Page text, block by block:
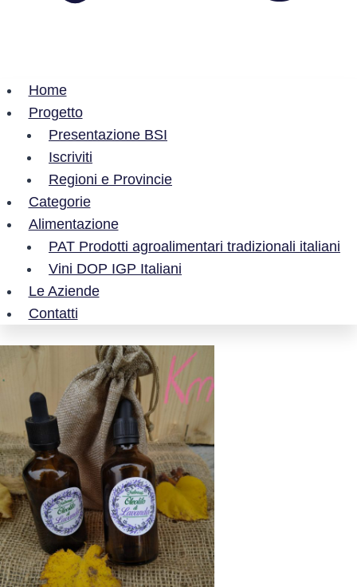
Home
Progetto
Presentazione BSI
Iscriviti
Regioni e Provincie
Categorie
Alimentazione
PAT Prodotti agroalimentari tradizionali italiani
Vini DOP IGP Italiani
Le Aziende
Contatti